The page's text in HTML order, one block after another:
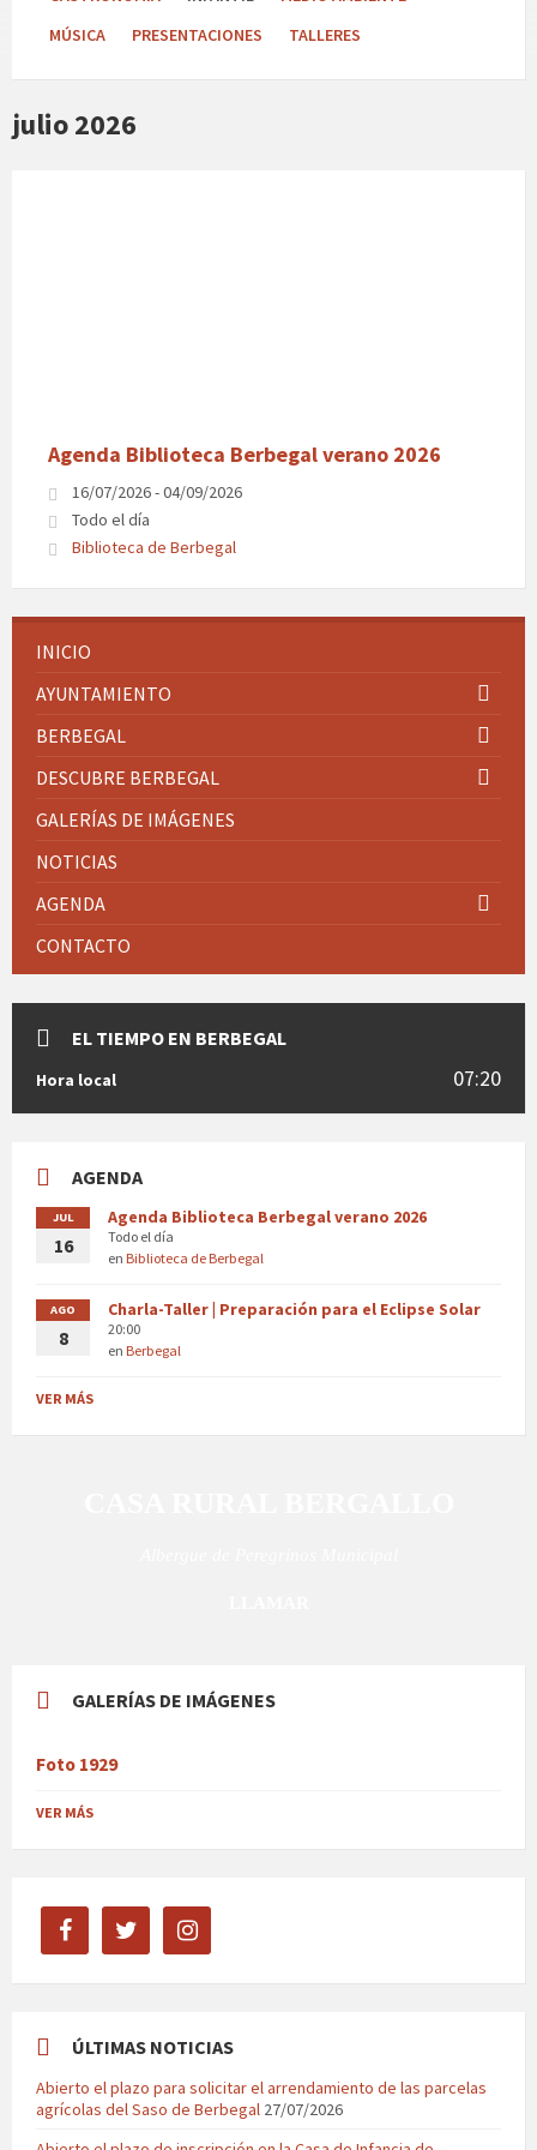
MÚSICA
PRESENTACIONES TALLERES
julio 2026
Agenda Biblioteca Berbegal verano 2026
16/07/2026 - 04/09/2026
Todo el día
Biblioteca de Berbegal
INICIO
AYUNTAMIENTO
BERBEGAL
DESCUBRE BERBEGAL
GALERÍAS DE IMÁGENES
NOTICIAS
AGENDA
CONTACTO
EL TIEMPO EN BERBEGAL
Hora local 07:20
AGENDA
JUL
16
Agenda Biblioteca Berbegal verano 2026
Todo el día
en Biblioteca de Berbegal
AGO
8
Charla-Taller | Preparación para el Eclipse Solar
20:00
en Berbegal
VER MÁS
GALERÍAS DE IMÁGENES
Foto 1929
VER MÁS
facebook twitter instagram
ÚLTIMAS NOTICIAS
Abierto el plazo para solicitar el arrendamiento de las parcelas
agrícolas del Saso de Berbegal 27/07/2026